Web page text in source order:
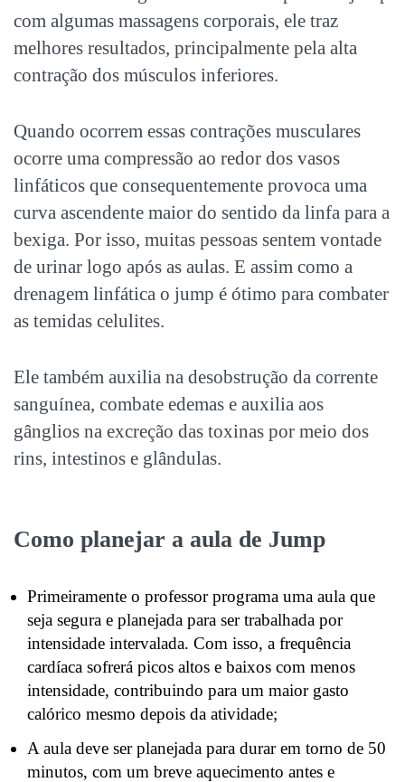
com algumas massagens corporais, ele traz
melhores resultados, principalmente pela alta
contração dos músculos inferiores.
Quando ocorrem essas contrações musculares
ocorre uma compressão ao redor dos vasos
linfáticos que consequentemente provoca uma
curva ascendente maior do sentido da linfa para a
bexiga. Por isso, muitas pessoas sentem vontade
de urinar logo após as aulas. E assim como a
drenagem linfática o jump é ótimo para combater
as temidas celulites.
Ele também auxilia na desobstrução da corrente
sanguínea, combate edemas e auxilia aos
gânglios na excreção das toxinas por meio dos
rins, intestinos e glândulas.
Como planejar a aula de Jump
Primeiramente o professor programa uma aula que
seja segura e planejada para ser trabalhada por
intensidade intervalada. Com isso, a frequência
cardíaca sofrerá picos altos e baixos com menos
intensidade, contribuindo para um maior gasto
calórico mesmo depois da atividade;
A aula deve ser planejada para durar em torno de 50
minutos, com um breve aquecimento antes e